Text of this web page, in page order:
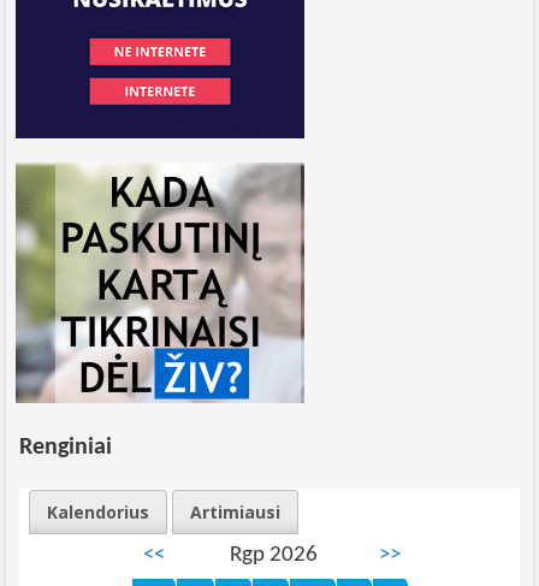
Renginiai
Kalendorius
Artimiausi
<<
Rgp 2026 >>